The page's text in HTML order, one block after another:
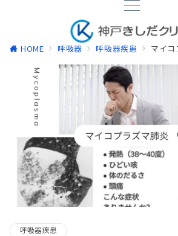
HOME 呼吸器 呼吸器疾患 マイ
呼吸器疾患